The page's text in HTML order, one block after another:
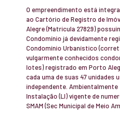
O empreendimento está
ao Cartório de Registro de
Alegre (Matricula 27829)
Condomínio já devidamente
Condomínio Urbanístico
vulgarmente conhecidos
lotes) registrado em Porto
cada uma de suas 47 unidades
independente.
Instalação (LI) vigente de
SMAM (Sec Municipal de Meio